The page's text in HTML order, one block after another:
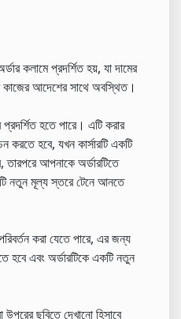
কলামে প্রদর্শিত হয়, যা দামের
কাজের আদেশের সাথে অবস্থিত।
হতে পারে। এটি করার
করতে হবে, যখন কার্সারটি একটি
তারপরে আপনাকে অর্ডারটিতে
নতুন মূল্য স্তরে টেনে আনতে
করা যেতে পারে, এর জন্য
হবে এবং অর্ডারটিকে একটি নতুন
ছবিতে দেখানো হিসাবে